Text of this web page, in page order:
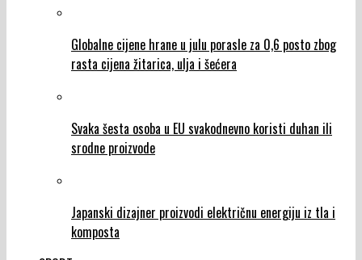
Globalne cijene hrane u julu porasle za 0,6 posto zbog
rasta cijena žitarica, ulja i šećera
Svaka šesta osoba u EU svakodnevno koristi duhan ili
srodne proizvode
Japanski dizajner proizvodi električnu energiju iz tla i
komposta